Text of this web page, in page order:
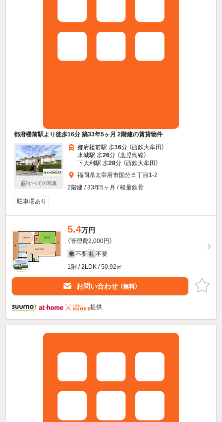
都府楼前駅より徒歩16分 築33年5ヶ月 2階建の賃貸物件
すべての写真
都府楼前駅 歩16分 （西鉄大牟田）
水城駅 歩26分 （鹿児島線）
下大利駅 歩28分 （西鉄大牟田）
福岡県太宰府市国分５丁目1-2
2階建 / 33年5ヶ月 / 軽量鉄骨
駐車場あり
5.4万円
（管理費2,000円）
敷 不要 礼 不要
1階 / 2LDK / 50.92㎡
お問い合わせ （無料）
提供